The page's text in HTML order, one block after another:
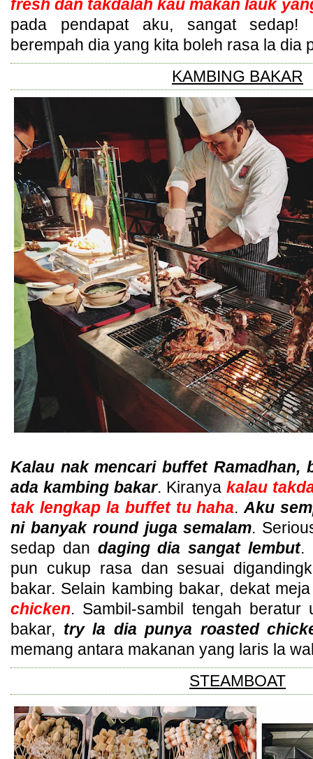
fresh dan takdalah kau makan lauk
pada pendapat aku, sangat sedap!
berempah dia yang kita boleh rasa la dia
KAMBING BAKAR
Kalau nak mencari buffet Ramadhan,
ada kambing bakar. Kiranya kalau
tak lengkap la buffet tu haha.Aku
ni banyak round juga semalam.
sedap dan daging dia sangat lembut.
pun cukup rasa dan sesuai
bakar. Selain kambing bakar, dekat
chicken. Sambil-sambil tengah beratur
bakar, try la dia punya roasted
memang antara makanan yang laris la
STEAMBOAT